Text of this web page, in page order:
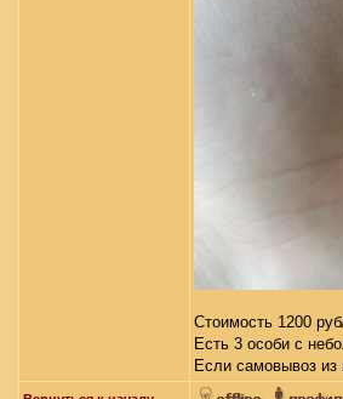
Стоимость 1200
Есть 3 особи с
Если самовывоз